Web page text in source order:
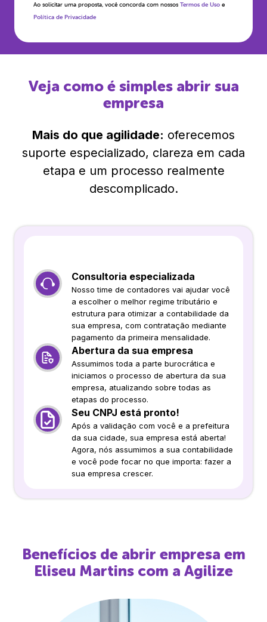
Ao solicitar uma proposta, você concorda com nossos Termos de Uso e
Política de Privacidade
Veja como é simples abrir sua
empresa
Mais do que agilidade: oferecemos
suporte especializado, clareza em cada
etapa e um processo realmente
descomplicado.
Consultoria especializada
Nosso time de contadores vai ajudar você
a escolher o melhor regime tributário e
estrutura para otimizar a contabilidade da
sua empresa, com contratação mediante
pagamento da primeira mensalidade.
Abertura da sua empresa
Assumimos toda a parte burocrática e
iniciamos o processo de abertura da sua
empresa, atualizando sobre todas as
etapas do processo.
Seu CNPJ está pronto!
Após a validação com você e a prefeitura
da sua cidade, sua empresa está aberta!
Agora, nós assumimos a sua contabilidade
e você pode focar no que importa: fazer a
sua empresa crescer.
Benefícios de abrir empresa em
Eliseu Martins com a Agilize